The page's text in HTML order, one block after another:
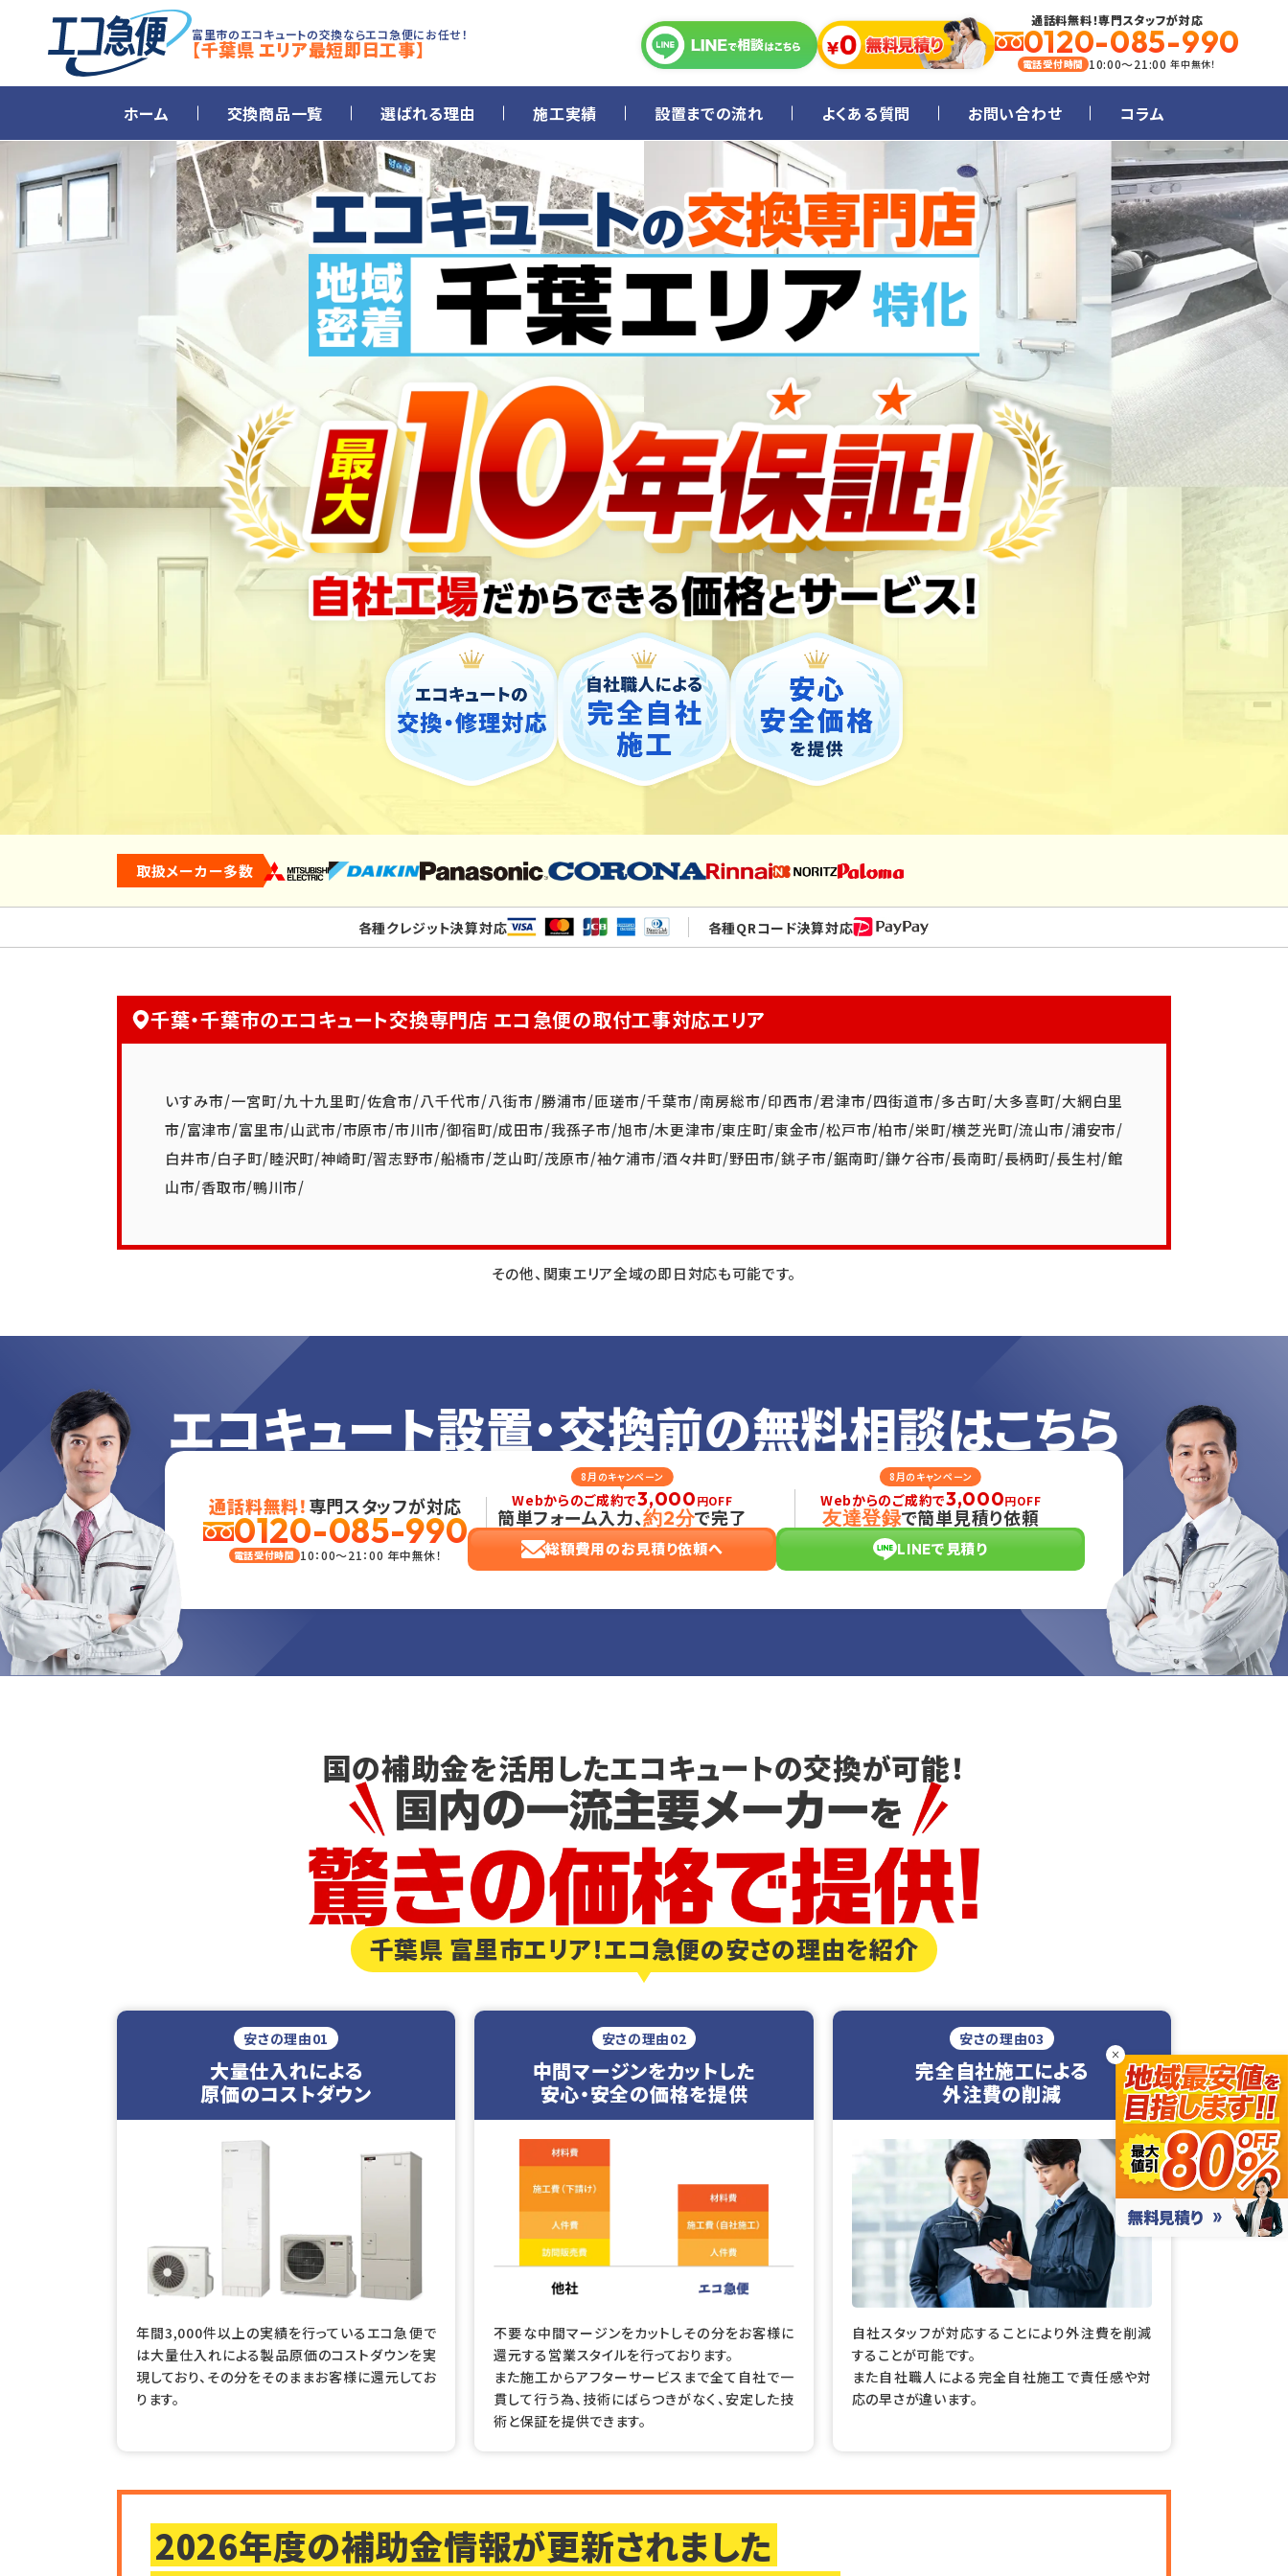
富里市のエコキュートの交換ならエコ急便にお任せ！
【千葉県 エリア最短即日工事】
通話料無料！専門スタッフが対応
0120-085-990
電話受付時間 10:00～21:00年中無休！
ホーム 交換商品一覧 選ばれる理由 施工実績 設置までの流れ よくある質問 お問い合わせ コラム
取扱メーカー多数
各種クレジット決算対応 各種QRコード決算対応
千葉・千葉市のエコキュート交換専門店 エコ急便の取付工事対応エリア
いすみ市/一宮町/九十九里町/佐倉市/八千代市/八街市/勝浦市/匝瑳市/千葉市/南房総市/印西市/君津市/四街道市/多古町/大多喜町/大網白里
市/富津市/富里市/山武市/市原市/市川市/御宿町/成田市/我孫子市/旭市/木更津市/東庄町/東金市/松戸市/柏市/栄町/横芝光町/流山市/浦安市/
白井市/白子町/睦沢町/神崎町/習志野市/船橋市/芝山町/茂原市/袖ケ浦市/酒々井町/野田市/銚子市/鋸南町/鎌ケ谷市/長南町/長柄町/長生村/館
山市/香取市/鴨川市/
その他、関東エリア全域の即日対応も可能です。
エコキュート設置・交換前の無料相談はこちら
通話料無料！専門スタッフが対応
0120-085-990
電話受付時間 10：00～21：00 年中無休！
Webからのご成約で3,000円OFF
8月のキャンペーン
簡単フォーム入力、約2分で完了
総額費用のお見積り依頼へ
Webからのご成約で3,000円OFF
8月のキャンペーン
友達登録で簡単見積り依頼
LINEで見積り
国の補助金を活用したエコキュートの交換が可能！
千葉県 富里市エリア！エコ急便の安さの理由を紹介
安さの理由01
大量仕入れによる
原価のコストダウン
年間3,000件以上の実績を行っているエコ急便で
は大量仕入れによる製品原価のコストダウンを実
現しており、その分をそのままお客様に還元してお
ります。
安さの理由02
中間マージンをカットした
安心・安全の価格を提供
不要な中間マージンをカットしその分をお客様に
還元する営業スタイルを行っております。
また施工からアフターサービスまで全て自社で一
貫して行う為、技術にばらつきがなく、安定した技
術と保証を提供できます。
安さの理由03
完全自社施工による
外注費の削減
自社スタッフが対応することにより外注費を削減
することが可能です。
また自社職人による完全自社施工で責任感や対
応の早さが違います。
2026年度の補助金情報が更新されました
×